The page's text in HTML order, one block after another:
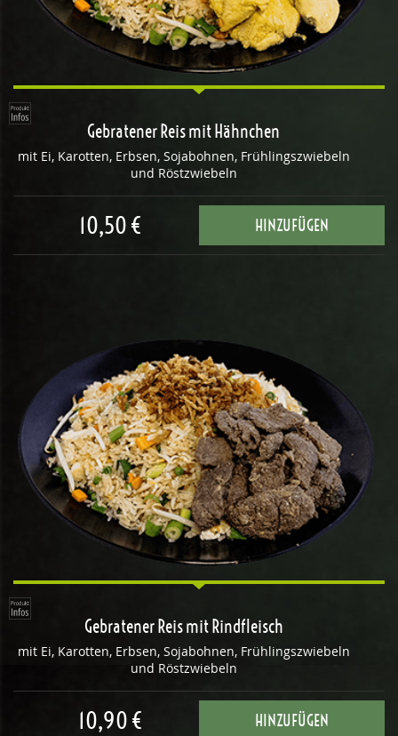
Gebratener Reis mit Hähnchen
mit Ei, Karotten, Erbsen, Sojabohnen, Frühlingszwiebeln
und Röstzwiebeln
10,50 € HINZUFÜGEN
Gebratener Reis mit Rindfleisch
mit Ei, Karotten, Erbsen, Sojabohnen, Frühlingszwiebeln
und Röstzwiebeln
10,90 € HINZUFÜGEN